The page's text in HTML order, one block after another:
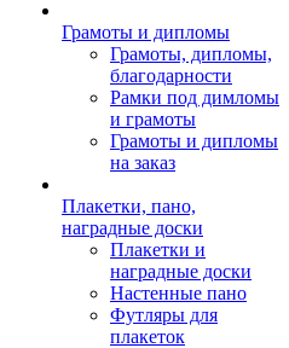
Грамоты и дипломы
Грамоты, дипломы,
благодарности
Рамки под димломы
и грамоты
Грамоты и дипломы
на заказ
Плакетки, пано,
наградные доски
Плакетки и
наградные доски
Настенные пано
Футляры для
плакеток